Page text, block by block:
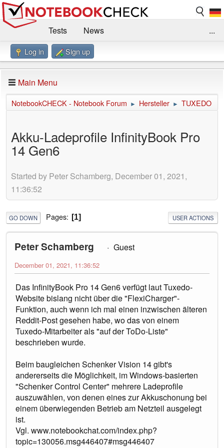
Tests
News
Benchmarks / Technik
Forum
Impressum
...
Log in Sign up
Main Menu
NotebookCHECK - Notebook Forum ► Hersteller ► TUXEDO
Akku-Ladeprofile InfinityBook Pro
14 Gen6
Started by Peter Schamberg, December 01, 2021,
11:36:52
GO DOWN Pages 1 USER ACTIONS
Peter Schamberg Guest
December 01, 2021, 11:36:52
Das InfinityBook Pro 14 Gen6 verfügt laut Tuxedo-
Website bislang nicht über die "FlexiCharger"-
Funktion, auch wenn ich mal einen inzwischen älteren
Reddit-Post gesehen habe, wo das von einem
Tuxedo-Mitarbeiter als "auf der ToDo-Liste"
beschrieben wurde.
Beim baugleichen Schenker Vision 14 gibt's
andererseits die Möglichkeit, im Windows-basierten
"Schenker Control Center" mehrere Ladeprofile
auszuwählen, von denen eines zur Akkuschonung bei
einem überwiegenden Betrieb am Netzteil ausgelegt
ist.
Vgl. www.notebookchat.com/index.php?
topic=130056.msg446407#msg446407